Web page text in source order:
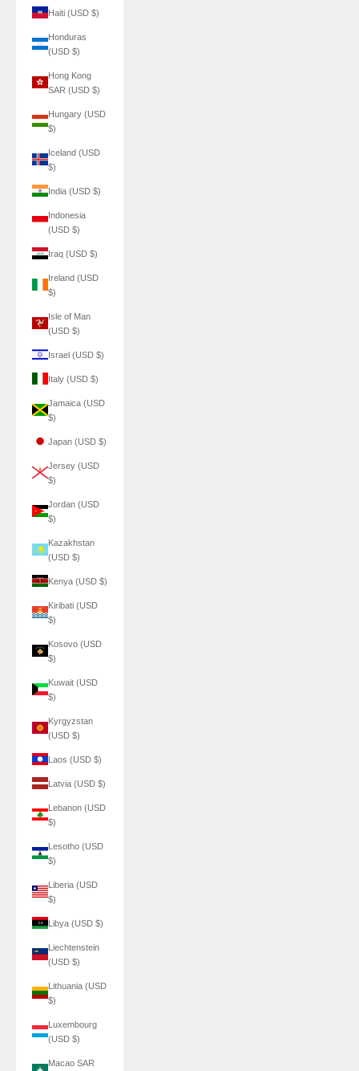
Haiti (USD $)
Honduras
(USD $)
Hong Kong
SAR (USD $)
Hungary (USD
$)
Iceland (USD
$)
India (USD $)
Indonesia
(USD $)
Iraq (USD $)
Ireland (USD
$)
Isle of Man
(USD $)
Israel (USD $)
Italy (USD $)
Jamaica (USD
$)
Japan (USD $)
Jersey (USD
$)
Jordan (USD
$)
Kazakhstan
(USD $)
Kenya (USD $)
Kiribati (USD
$)
Kosovo (USD
$)
Kuwait (USD
$)
Kyrgyzstan
(USD $)
Laos (USD $)
Latvia (USD $)
Lebanon (USD
$)
Lesotho (USD
$)
Liberia (USD
$)
Libya (USD $)
Liechtenstein
(USD $)
Lithuania (USD
$)
Luxembourg
(USD $)
Macao SAR